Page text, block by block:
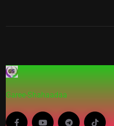
Garee-Shahaadaa